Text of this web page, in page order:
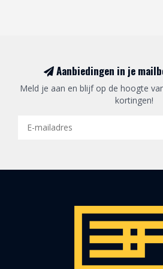
Aanbiedingen in je
Meld je aan en blijf op de hoogte
kortingen!